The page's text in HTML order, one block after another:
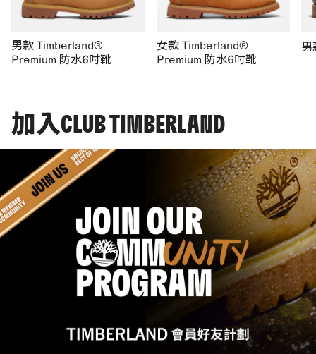
男款 Timberland®
Premium 防水6吋靴
女款 Timberland®
Premium 防水6吋靴
男
加入CLUB TIMBERLAND